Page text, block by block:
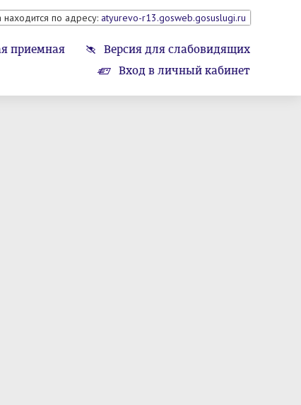
по адресу: atyurevo-r13.gosweb.gosuslugi.ru
приемная
Версия для слабовидящих
Вход в личный кабинет